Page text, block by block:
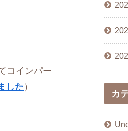
コインパー
した ）
カ